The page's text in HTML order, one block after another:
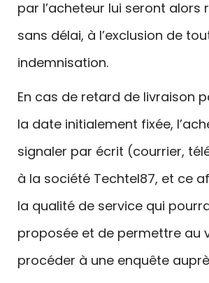
par l’acheteur lui seront alors
sans délai, à l’exclusion de
indemnisation.
En cas de retard de livraison
la date initialement fixée,
signaler par écrit (courrier,
à la société Techtel87, et ce
la qualité de service qui
proposée et de permettre au
procéder à une enquête